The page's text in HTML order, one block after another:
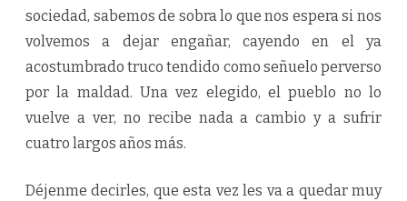
sociedad, sabemos de sobra lo que nos espera si nos
volvemos a dejar engañar, cayendo en el ya
acostumbrado truco tendido como señuelo perverso
por la maldad. Una vez elegido, el pueblo no lo
vuelve a ver, no recibe nada a cambio y a sufrir
cuatro largos años más.
Déjenme decirles, que esta vez les va a quedar muy